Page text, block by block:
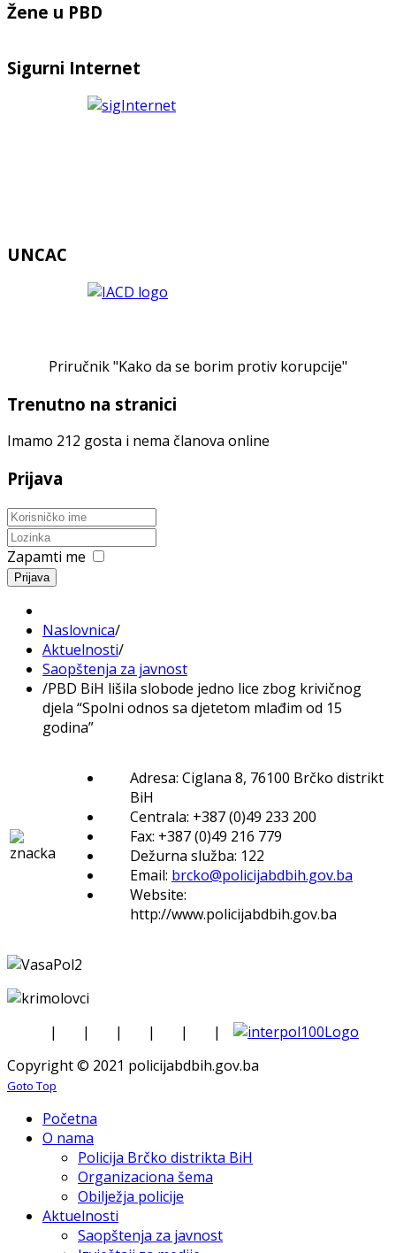
Žene u PBD
Sigurni Internet
UNCAC
Priručnik "Kako da se borim protiv korupcije"
Trenutno na stranici
Imamo 212 gosta i nema članova online
Prijava
Zapamti me
Prijava
Naslovnica/
Aktuelnosti/
Saopštenja za javnost
/PBD BiH lišila slobode jedno lice zbog krivičnog
djela “Spolni odnos sa djetetom mlađim od 15
godina”
Adresa: Ciglana 8, 76100 Brčko distrikt
BiH
Centrala: +387 (0)49 233 200
Fax: +387 (0)49 216 779
Dežurna služba: 122
Email: brcko@policijabdbih.gov.ba
Website:
http://www.policijabdbih.gov.ba
| | | | |
|
Copyright © 2021 policijabdbih.gov.ba
Goto Top
Početna
O nama
Policija Brčko distrikta BiH
Organizaciona šema
Obilježja policije
Aktuelnosti
Saopštenja za javnost